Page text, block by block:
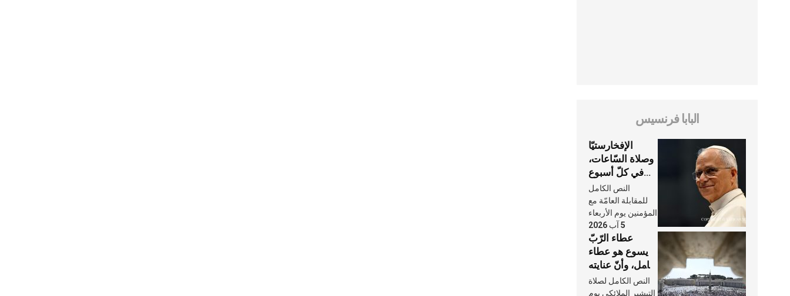
البابا فرنسيس
الإفخارستيّا
وصلاة السّاعات،
في كلّ أسبوع
وكلّ يوم، هما
النَّفَس في حياة
الكنيسة
النص الكامل
للمقابلة العامّة مع
المؤمنين يوم الأربعاء
5 آب 2026
عطاء الرّبّ
يسوع هو عطاء
شامل، وأنّ عنايته
بنا لا تغيب عنّا
أبدًا
النص الكامل لصلاة
التبشير الملائكي يوم